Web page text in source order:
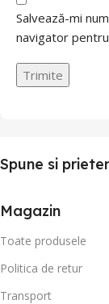
Salvează-mi
navigator
Spune si
Magazin
Toate produsele
Politica de retur
Transport